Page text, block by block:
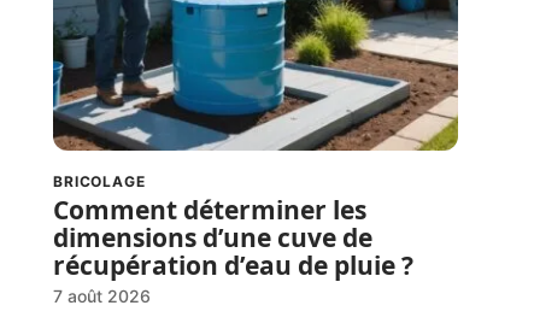
BRICOLAGE
Comment déterminer les
dimensions d’une cuve de
récupération d’eau de pluie ?
7 août 2026